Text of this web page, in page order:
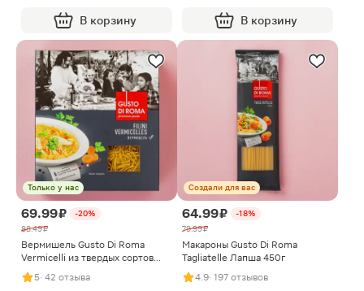
В корзину В корзину
Только у нас
69.99 ₽
-20%
88.49 ₽
Вермишель Gusto Di Roma
Vermicelli из твердых сортов
400г
5· 42 отзыва
Создали для вас
64.99 ₽
-18%
79.99 ₽
Макароны Gusto Di Roma
Tagliatelle Лапша 450г
4.9· 197 отзывов